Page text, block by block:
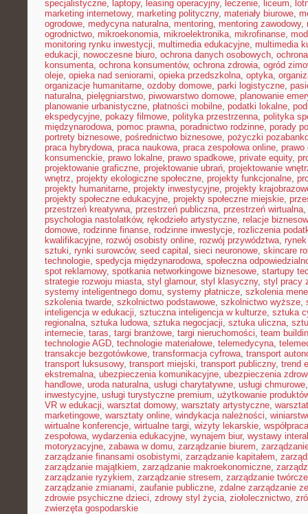
specjalistyczne, laptopy, leasing operacyjny, leczenie, liceum,
marketing internetowy, marketing polityczny, materiały biurowe,
ogrodowe, medycyna naturalna, mentoring, mentoring zawodowy,
ogrodnictwo, mikroekonomia, mikroelektronika, mikrofinanse,
monitoring rynku inwestycji, multimedia edukacyjne, multimedia
edukacji, nowoczesne biuro, ochrona danych osobowych,
konsumenta, ochrona konsumentów, ochrona zdrowia, ogród
oleje, opieka nad seniorami, opieka przedszkolna, optyka,
organizacje humanitarne, ozdoby domowe, parki logistyczne,
naturalna, pielęgniarstwo, piwowarstwo domowe, planowanie
planowanie urbanistyczne, płatności mobilne, podatki lokalne,
ekspedycyjne, pokazy filmowe, polityka przestrzenna, polityka
międzynarodowa, pomoc prawna, poradnictwo rodzinne, porady
portrety biznesowe, pośrednictwo biznesowe, pożyczki
praca hybrydowa, praca naukowa, praca zespołowa online, prawo
konsumenckie, prawo lokalne, prawo spadkowe, private equity,
projektowanie graficzne, projektowanie ubrań, projektowanie
wnętrz, projekty ekologiczne społeczne, projekty funkcjonalne,
projekty humanitarne, projekty inwestycyjne, projekty
projekty społeczne edukacyjne, projekty społeczne miejskie,
przestrzeń kreatywna, przestrzeń publiczna, przestrzeń wirtualna,
psychologia nastolatków, rękodzieło artystyczne, relacje
domowe, rodzinne finanse, rodzinne inwestycje, rozliczenia
kwalifikacyjne, rozwój osobisty online, rozwój przywództwa,
sztuki, rynki surowców, seed capital , sieci neuronowe, skincare
technologie, spedycja międzynarodowa, społeczna
spot reklamowy, spotkania networkingowe biznesowe, startupy
strategie rozwoju miasta, styl glamour, styl klasyczny, styl pracy
systemy inteligentnego domu, systemy płatnicze, szkolenia
szkolenia twarde, szkolnictwo podstawowe, szkolnictwo wyższe,
inteligencja w edukacji, sztuczna inteligencja w kulturze, sztuka
regionalna, sztuka ludowa, sztuka negocjacji, sztuka uliczna,
internecie, taras, targi branżowe, targi nieruchomości, team
technologie AGD, technologie materiałowe, telemedycyna,
transakcje bezgotówkowe, transformacja cyfrowa, transport
transport luksusowy, transport miejski, transport publiczny, trend
ekstremalna, ubezpieczenia komunikacyjne, ubezpieczenia
handlowe, uroda naturalna, usługi charytatywne, usługi chmurowe
inwestycyjne, usługi turystyczne premium, użytkowanie
VR w edukacji, warsztat domowy, warsztaty artystyczne,
marketingowe, warsztaty online, windykacja należności,
wirtualne konferencje, wirtualne targi, wizyty lekarskie,
zespołowa, wydarzenia edukacyjne, wynajem biur, wystawy
motoryzacyjne, zabawa w domu, zarządzanie biurem,
zarządzanie finansami osobistymi, zarządzanie kapitałem,
zarządzanie majątkiem, zarządzanie makroekonomiczne,
zarządzanie ryzykiem, zarządzanie stresem, zarządzanie twórcze
zarządzanie zmianami, zaufanie publiczne, zdalne zarządzanie
zdrowie psychiczne dzieci, zdrowy styl życia, ziołolecznictwo,
zwierzęta gospodarskie